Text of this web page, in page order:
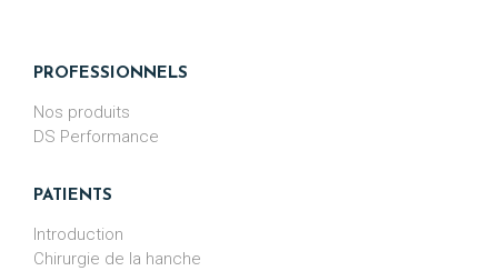
PROFESSIONNELS
Nos produits
DS Performance
PATIENTS
Introduction
Chirurgie de la hanche